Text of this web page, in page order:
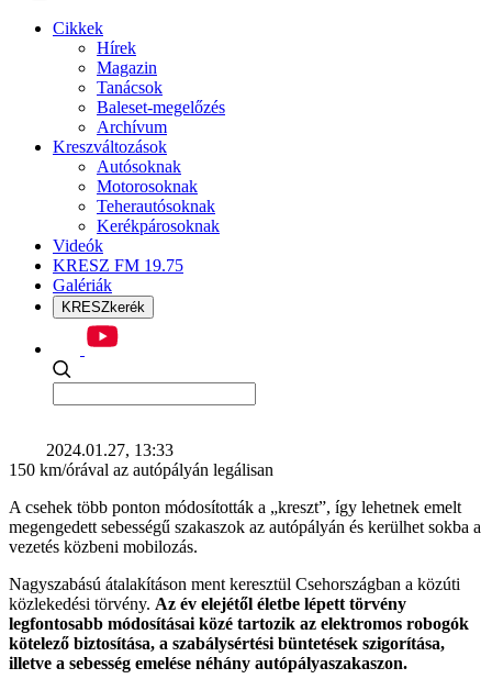
Cikkek
Hírek
Magazin
Tanácsok
Baleset-megelőzés
Archívum
Kreszváltozások
Autósoknak
Motorosoknak
Teherautósoknak
Kerékpárosoknak
Videók
KRESZ FM 19.75
Galériák
KRESZkerék
2024.01.27, 13:33
150 km/órával az autópályán legálisan
A csehek több ponton módosították a „kreszt”, így lehetnek emelt
megengedett sebességű szakaszok az autópályán és kerülhet sokba a
vezetés közbeni mobilozás.
Nagyszabású átalakításon ment keresztül Csehországban a közúti
közlekedési törvény. Az év elejétől életbe lépett törvény
legfontosabb módosításai közé tartozik az elektromos robogók
kötelező biztosítása, a szabálysértési büntetések szigorítása,
illetve a sebesség emelése néhány autópályaszakaszon.